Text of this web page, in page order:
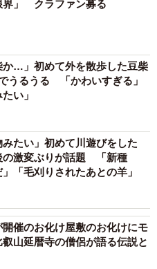
界」 クラファン募る
か…」初めて外を散歩した豆柴
うるうる 「かわいすぎる」
い」
みたい」初めて川遊びをした
の激変ぶりが話題 「新種
「毛刈りされたあとの羊」
催のお化け屋敷のお化けにモ
山延暦寺の僧侶が語る伝説と